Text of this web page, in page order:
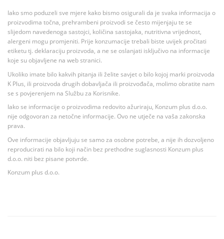
Iako smo poduzeli sve mjere kako bismo osigurali da je svaka informacija o
proizvodima točna, prehrambeni proizvodi se često mijenjaju te se
slijedom navedenoga sastojci, količina sastojaka, nutritivna vrijednost,
alergeni mogu promjeniti. Prije konzumacije trebali biste uvijek pročitati
etiketu tj. deklaraciju proizvoda, a ne se oslanjati isključivo na informacije
koje su objavljene na web stranici.
Ukoliko imate bilo kakvih pitanja ili želite savjet o bilo kojoj marki proizvoda
K Plus, ili proizvoda drugih dobavljača ili proizvođača, molimo obratite nam
se s povjerenjem na Službu za Korisnike.
Iako se informacije o proizvodima redovito ažuriraju, Konzum plus d.o.o.
nije odgovoran za netočne informacije. Ovo ne utječe na vaša zakonska
prava.
Ove informacije objavljuju se samo za osobne potrebe, a nije ih dozvoljeno
reproducirati na bilo koji način bez prethodne suglasnosti Konzum plus
d.o.o. niti bez pisane potvrde.
Konzum plus d.o.o.